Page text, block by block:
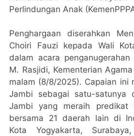
Perlindungan Anak
Penghargaan diserahkan
Choiri Fauzi kepada Wali
dalam acara
M. Rasjidi, Kementerian
malam (8/8/2025). Capaian ini
Jambi sebagai satu-satunya
Jambi yang meraih predikat
bersama 21 daerah lain di
Kota Yogyakarta,